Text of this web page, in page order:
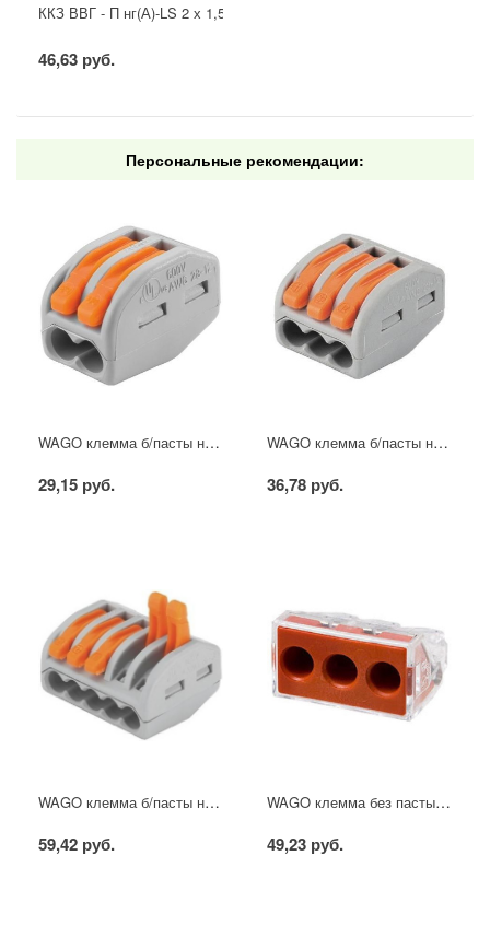
ККЗ ВВГ - П нг(А)-LS 2 х 1,5 ГОСТ
46,63 руб.
Персональные рекомендации:
WAGO клемма б/пасты на 2 провода
29,15 руб.
WAGO клемма б/пасты на 3 провода
36,78 руб.
WAGO клемма б/пасты на 5 проводов
59,42 руб.
WAGO клемма без пасты на 3 провода силовая
49,23 руб.